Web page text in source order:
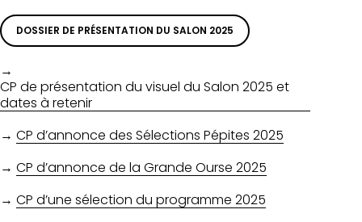
DOSSIER DE PRÉSENTATION DU SALON 2025
→
CP de présentation du visuel du Salon 2025 et
dates à retenir
→ CP d’annonce des Sélections Pépites 2025
→ CP d’annonce de la Grande Ourse 2025
→ CP d’une sélection du programme 2025